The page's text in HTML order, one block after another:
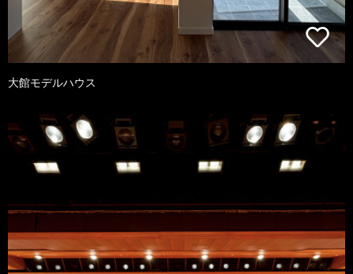
大館モデルハウス